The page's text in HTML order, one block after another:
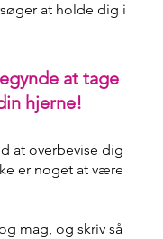
at holde dig i
at tage
hjerne!
at overbevise dig
er noget at være
mag, og skriv så